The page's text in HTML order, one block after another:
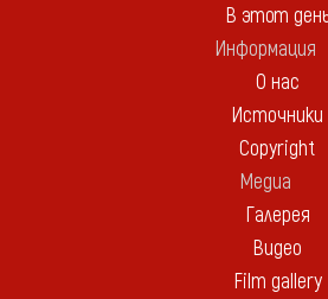
В этот
Информация
О нас
Источники
Copyright
Медиа
Галерея
Видео
Film gallery